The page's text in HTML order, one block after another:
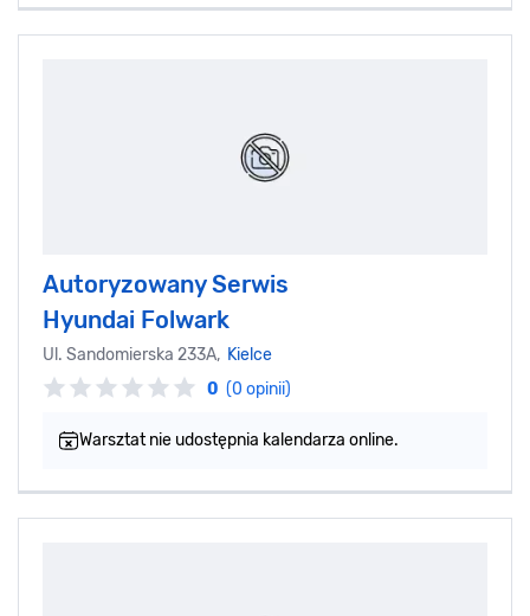
Autoryzowany Serwis
Hyundai Folwark
Ul. Sandomierska 233A, Kielce
0 (0 opinii)
Warsztat nie udostępnia kalendarza online.